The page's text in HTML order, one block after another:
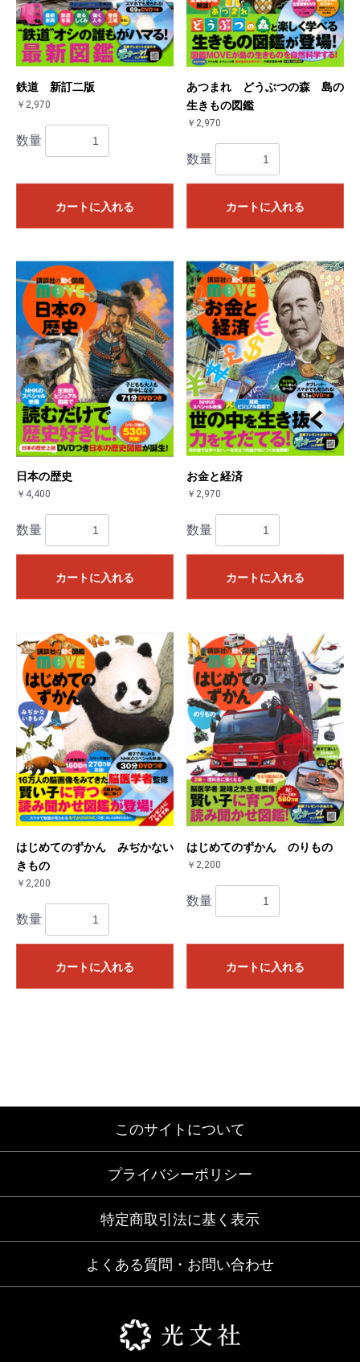
鉄道 新訂二版
￥2,970
数量
カートに入れる
あつまれ どうぶつの森 島の
生きもの図鑑
￥2,970
数量
カートに入れる
日本の歴史
￥4,400
数量
カートに入れる
お金と経済
￥2,970
数量
カートに入れる
はじめてのずかん みぢかない
きもの
￥2,200
数量
カートに入れる
はじめてのずかん のりもの
￥2,200
数量
カートに入れる
お買い物を続ける カートへ進む
このサイトについて
プライバシーポリシー
特定商取引法に基く表示
よくある質問・お問い合わせ